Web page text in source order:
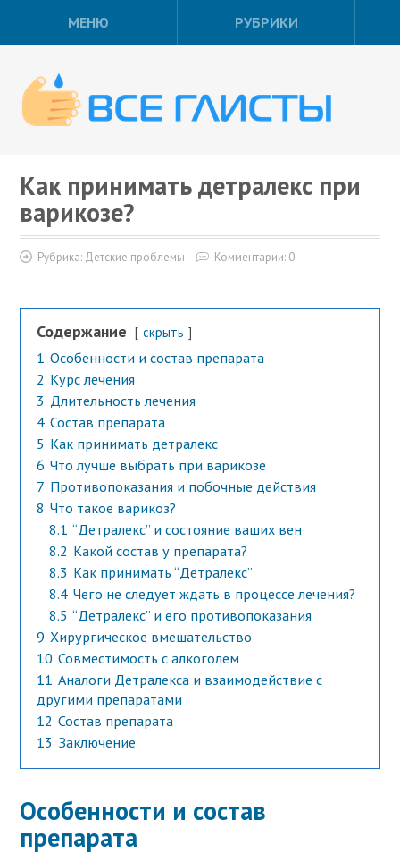
МЕНЮ РУБРИКИ
Как принимать детралекс при
варикозе?
Рубрика: Детские проблемы Комментарии: 0
Содержание скрыть
1 Особенности и состав препарата
2 Курс лечения
3 Длительность лечения
4 Состав препарата
5 Как принимать детралекс
6 Что лучше выбрать при варикозе
7 Противопоказания и побочные действия
8 Что такое варикоз?
8.1 “Детралекс” и состояние ваших вен
8.2 Какой состав у препарата?
8.3 Как принимать “Детралекс”
8.4 Чего не следует ждать в процессе лечения?
8.5 “Детралекс” и его противопоказания
9 Хирургическое вмешательство
10 Совместимость с алкоголем
11 Аналоги Детралекса и взаимодействие с
другими препаратами
12 Состав препарата
13 Заключение
Особенности и состав
препарата